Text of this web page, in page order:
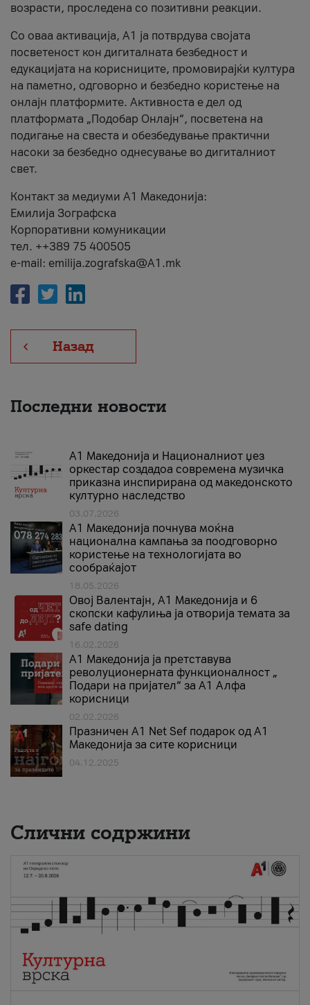
возрасти, проследена со позитивни реакции.
Со оваа активација, А1 ја потврдува својата
посветеност кон дигиталната безбедност и
едукацијата на корисниците, промовирајќи култура
на паметно, одговорно и безбедно користење на
онлајн платформите. Активноста е дел од
платформата „Подобар Онлајн“, посветена на
подигање на свеста и обезбедување практични
насоки за безбедно однесување во дигиталниот
свет.
Контакт за медиуми А1 Македонија:
Емилија Зографска
Корпоративни комуникации
тел. ++389 75 400505
e-mail: emilija.zografska@A1.mk
Назад
Последни новости
А1 Македонија и Националниот џез
оркестар создадоа современа музичка
приказна инспирирана од македонското
културно наследство
03.07.2026
A1 Македонија почнува моќна
национална кампања за поодговорно
користење на технологијата во
сообраќајот
18.05.2026
Овој Валентајн, A1 Македонија и 6
скопски кафулиња ја отворија темата за
safe dating
16.02.2026
А1 Македонија ја претставува
револуционерната функционалност „
Подари на пријател“ за А1 Алфа
корисници
02.02.2026
Празничен A1 Net Sеf подарок од А1
Македонија за сите корисници
04.12.2025
Слични содржини